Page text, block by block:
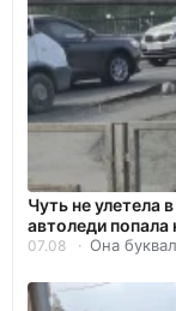
Чуть не улетела
автоледи попала
07.08 Она